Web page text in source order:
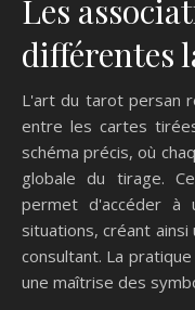
Les
différentes
L'art du tarot persan
entre les cartes
schéma précis, où
globale du tirage.
permet d'accéder à
situations, créant
consultant. La
une maîtrise des